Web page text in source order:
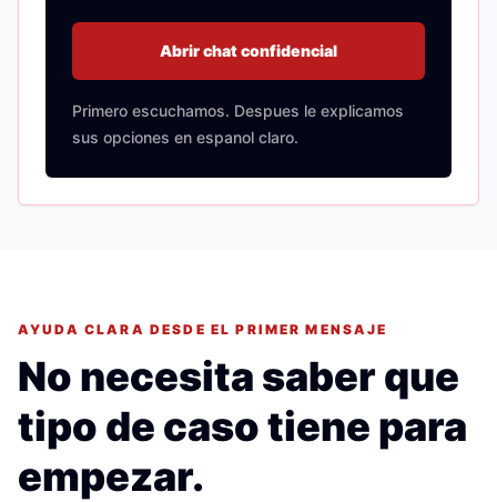
Abrir chat confidencial
Primero escuchamos. Despues le explicamos
sus opciones en espanol claro.
AYUDA CLARA DESDE EL PRIMER MENSAJE
No necesita saber que
tipo de caso tiene para
empezar.